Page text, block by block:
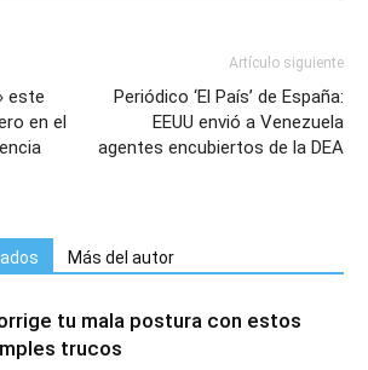
este
en el
Artículo siguiente
Periódico ‘El País’ de España:
EEUU envió a Venezuela
agentes encubiertos de la DEA
Más del autor
tu mala postura con estos
trucos